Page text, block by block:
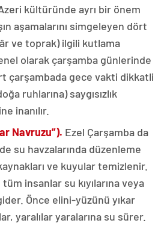
kültüründe ayrı bir önem
aşamalarını simgeleyen dört
ve toprak) ilgili kutlama
olarak çarşamba günlerinde
çarşambada gece vakti dikkatli
ruhlarına) saygısızlık
inanılır.
Navruzu”). Ezel Çarşamba da
su havzalarında düzenleme
ve kuyular temizlenir.
insanlar su kıyılarına veya
Önce elini-yüzünü yıkar
yaralılar yaralarına su sürer.